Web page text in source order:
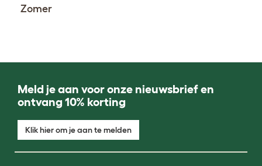
Zomer
Meld je aan voor onze nieuwsbrief en
ontvang 10% korting
Klik hier om je aan te melden